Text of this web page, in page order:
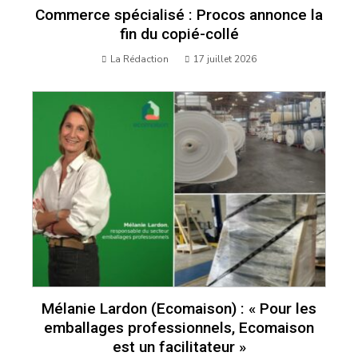
Commerce spécialisé : Procos annonce la
fin du copié-collé
La Rédaction 17 juillet 2026
Mélanie Lardon (Ecomaison) : « Pour les
emballages professionnels, Ecomaison
est un facilitateur »